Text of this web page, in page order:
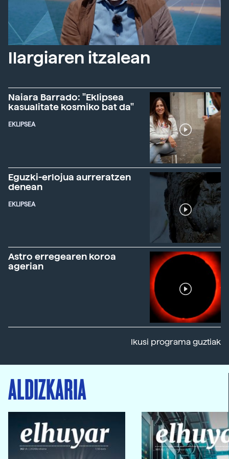
Ilargiaren itzalean
Naiara Barrado: "Eklipsea
kasualitate kosmiko bat da"
EKLIPSEA
Eguzki-erlojua aurreratzen
denean
EKLIPSEA
Astro erregearen koroa
agerian
Ikusi programa guztiak
ALDIZKARIA